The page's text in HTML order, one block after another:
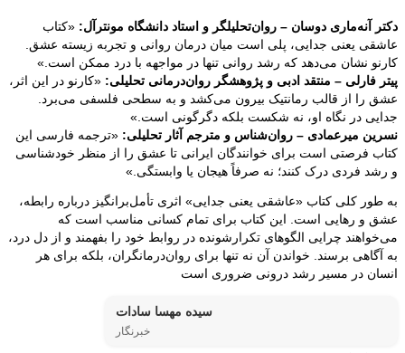
دکتر آنه‌ماری دوسان – روان‌تحلیلگر و استاد دانشگاه مونترآل: «کتاب
عاشقی یعنی جدایی، پلی است میان درمان روانی و تجربه زیسته عشق.
کارنو نشان می‌دهد که رشد روانی تنها در مواجهه با درد ممکن است.»
پیتر فارلی – منتقد ادبی و پژوهشگر روان‌درمانی تحلیلی: «کارنو در این اثر،
عشق را از قالب رمانتیک بیرون می‌کشد و به سطحی فلسفی می‌برد.
جدایی در نگاه او، نه شکست بلکه دگرگونی است.»
نسرین میرعمادی – روان‌شناس و مترجم آثار تحلیلی: «ترجمه فارسی این
کتاب فرصتی است برای خوانندگان ایرانی تا عشق را از منظر خودشناسی
و رشد فردی درک کنند؛ نه صرفاً هیجان یا وابستگی.»
به طور کلی کتاب «عاشقی یعنی جدایی» اثری تأمل‌برانگیز درباره رابطه،
عشق و رهایی است. این کتاب برای تمام کسانی مناسب است که
می‌خواهند چرایی الگوهای تکرارشونده در روابط خود را بفهمند و از دل درد،
به آگاهی برسند. خواندن آن نه تنها برای روان‌درمانگران، بلکه برای هر
انسان در مسیر رشد درونی ضروری است
سیده مهسا سادات
خبرنگار